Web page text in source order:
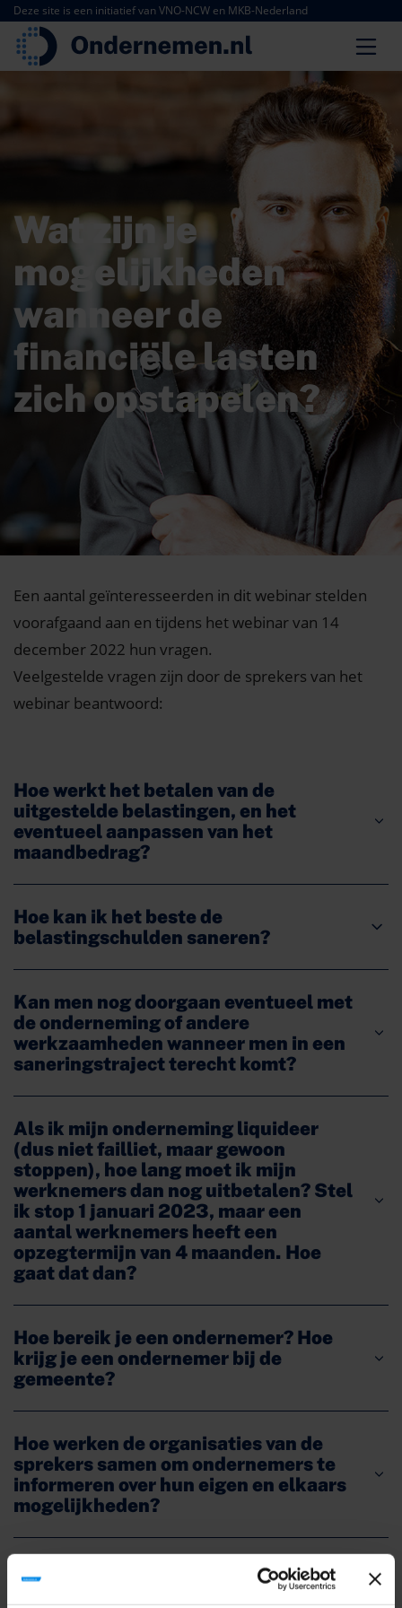
Deze site is een initiatief van VNO-NCW en MKB-Nederland
Wat zijn je
mogelijkheden
wanneer de
financiële lasten
zich opstapelen?
Een aantal geïnteresseerden in dit webinar stelden
voorafgaand aan en tijdens het webinar van 14
december 2022 hun vragen.
Veelgestelde vragen zijn door de sprekers van het
webinar beantwoord:
Hoe werkt het betalen van de
uitgestelde belastingen, en het
eventueel aanpassen van het
maandbedrag?
Hoe kan ik het beste de
belastingschulden saneren?
Kan men nog doorgaan eventueel met
de onderneming of andere
werkzaamheden wanneer men in een
saneringstraject terecht komt?
Als ik mijn onderneming liquideer
(dus niet failliet, maar gewoon
stoppen), hoe lang moet ik mijn
werknemers dan nog uitbetalen? Stel
ik stop 1 januari 2023, maar een
aantal werknemers heeft een
opzegtermijn van 4 maanden. Hoe
gaat dat dan?
Hoe bereik je een ondernemer? Hoe
krijg je een ondernemer bij de
gemeente?
Hoe werken de organisaties van de
sprekers samen om ondernemers te
informeren over hun eigen en elkaars
mogelijkheden?
Welke subsidies en mogelijkheden
zijn er voor ondernemers zodat ik de